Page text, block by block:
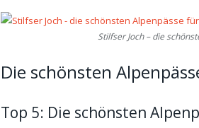
Stilfser Joch – die
Die schönsten
Top 5: Die schönsten